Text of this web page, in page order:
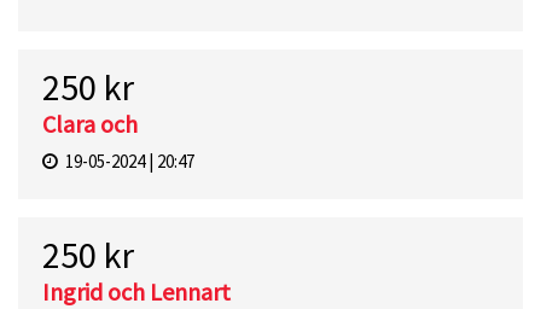
250 kr
Clara och
19-05-2024 | 20:47
250 kr
Ingrid och Lennart